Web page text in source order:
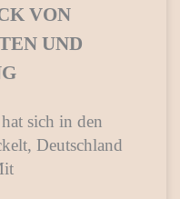
VON
UND
sich in den
Deutschland